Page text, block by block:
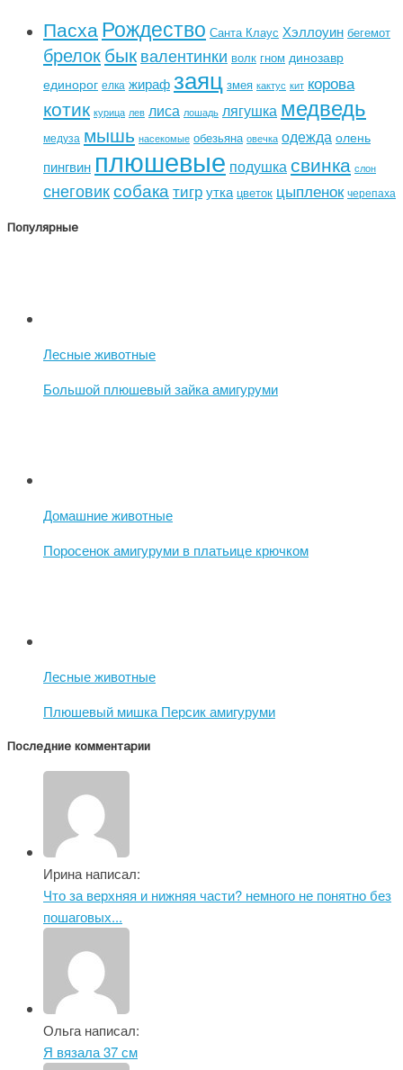
ПасхаРождество Санта Клаус Хэллоуин бегемот
брелокбыквалентинки волк гном динозавр
единорог елка жирафзаяц змея кактус кит корова
котик курица лев лиса лошадь лягушка медведь
медуза мышь насекомые обезьяна овечка одежда олень
пингвин плюшевые подушка свинка слон
снеговиксобака тигрутка цветок цыпленок черепаха
Популярные
Лесные животные
Большой плюшевый зайка амигуруми
Домашние животные
Поросенок амигуруми в платьице крючком
Лесные животные
Плюшевый мишка Персик амигуруми
Последние комментарии
Ирина написал:
Что за верхняя и нижняя части? немного не понятно без
пошаговых...
Ольга написал:
Я вязала 37 см